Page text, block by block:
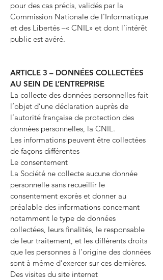
pour des cas précis, validés par la
Commission Nationale de l’Informatique
et des Libertés –« CNIL» et dont l’intérêt
public est avéré.
ARTICLE 3 – DONNÉES COLLECTÉES
AU SEIN DE L’ENTREPRISE
La collecte des données personnelles fait
l’objet d’une déclaration auprès de
l’autorité française de protection des
données personnelles, la CNIL.
Les informations peuvent être collectées
de façons différentes
Le consentement
La Société ne collecte aucune donnée
personnelle sans recueillir le
consentement exprès et donner au
préalable des informations concernant
notamment le type de données
collectées, leurs finalités, le responsable
de leur traitement, et les différents droits
que les personnes à l’origine des données
sont à même d’exercer sur ces dernières.
Des visites du site internet